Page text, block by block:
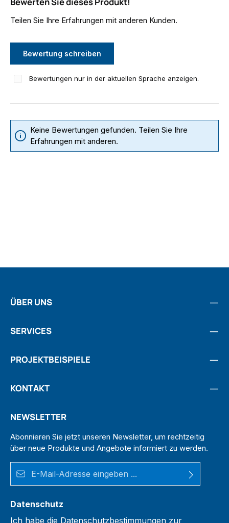
Durchschnittliche Bewertung von 0 von 5 Sternen
Teilen Sie Ihre Erfahrungen mit anderen Kunden.
Bewertung schreiben
Bewertungen nur in der aktuellen Sprache anzeigen.
Keine Bewertungen gefunden. Teilen Sie Ihre
Erfahrungen mit anderen.
ÜBER UNS
SERVICES
PROJEKTBEISPIELE
KONTAKT
NEWSLETTER
Abonnieren Sie jetzt unseren Newsletter, um rechtzeitig
über neue Produkte und Angebote informiert zu werden.
Datenschutz
Ich habe die Datenschutzbestimmungen zur